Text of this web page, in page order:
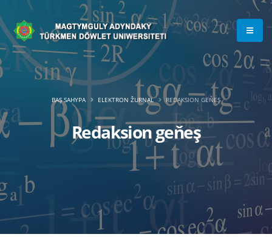
Redaksion geňeş
BAŞ SAHYPA ELEKTRON ŽURNAL REDAKSION GEŇEŞ